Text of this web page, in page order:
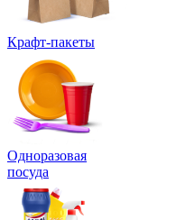
Крафт-пакеты
Одноразовая
посуда